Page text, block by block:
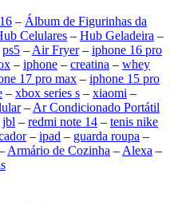
– Álbum de Figurinhas da
Celulares – Hub Geladeira –
ps5 – Air Fryer– iphone 16 pro
– iphone – creatina – whey
17 pro max – iphone 15 pro
– xbox series s – xiaomi –
– Ar Condicionado Portátil
jbl – redmi note 14 – tenis nike
– ipad – guarda roupa –
Armário de Cozinha – Alexa –